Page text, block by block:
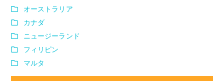
オーストラリア
カナダ
ニュージーランド
フィリピン
マルタ